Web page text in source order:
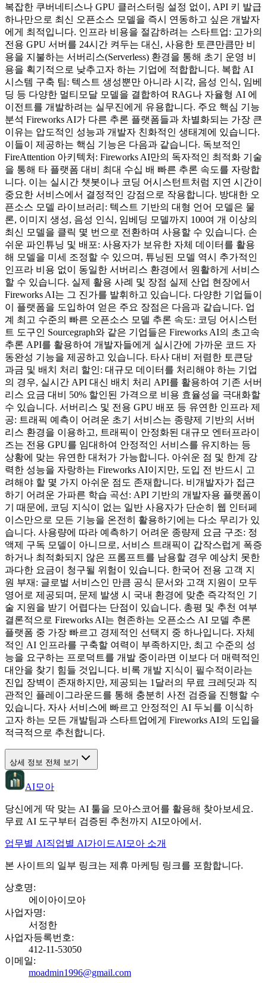
복잡한 쿠버네티스나 GPU 클러스터링 설정 없이, API 키 발급
하나만으로 최신 오픈소스 모델을 즉시 연동하고 싶은 개발자
에게 최적입니다. 인프라 비용을 절감하려는 스타트업: 고가의
전용 GPU 서버를 24시간 켜두는 대신, 사용한 토큰만큼만 비
용을 지불하는 서버리스(Serverless) 환경을 통해 초기 운영 비
용을 획기적으로 낮추고자 하는 기업에 적합합니다. 복합 AI
시스템 구축 팀: 텍스트 생성뿐만 아니라 시각, 음성 인식, 임베
딩 등 다양한 멀티모달 모델을 결합하여 RAG나 자율형 AI 에
이전트를 개발하려는 실무진에게 유용합니다. 주요 핵심 기능
분석 Fireworks AI가 다른 추론 플랫폼들과 차별화되는 가장 큰
이유는 압도적인 성능과 개발자 친화적인 생태계에 있습니다.
이들이 제공하는 핵심 기능은 다음과 같습니다. 독보적인
FireAttention 아키텍처: Fireworks AI만의 독자적인 최적화 기술
을 통해 타 플랫폼 대비 최대 수십 배 빠른 추론 속도를 자랑합
니다. 이는 실시간 챗봇이나 코딩 어시스턴트처럼 지연 시간이
중요한 서비스에서 결정적인 강점으로 작용합니다. 방대한 오
픈소스 모델 라이브러리: 텍스트 기반의 대형 언어 모델은 물
론, 이미지 생성, 음성 인식, 임베딩 모델까지 100여 개 이상의
최신 모델을 클릭 몇 번으로 전환하며 사용할 수 있습니다. 손
쉬운 파인튜닝 및 배포: 사용자가 보유한 자체 데이터를 활용
해 모델을 미세 조정할 수 있으며, 튜닝된 모델 역시 추가적인
인프라 비용 없이 동일한 서버리스 환경에서 원활하게 서비스
할 수 있습니다. 실제 활용 사례 및 장점 실제 산업 현장에서
Fireworks AI는 그 진가를 발휘하고 있습니다. 다양한 기업들이
이 플랫폼을 도입하여 얻은 주요 장점은 다음과 같습니다. 업
계 최고 수준의 빠른 오픈소스 모델 추론 속도: 코딩 어시스턴
트 도구인 Sourcegraph와 같은 기업들은 Fireworks AI의 초고속
추론 API를 활용하여 개발자들에게 실시간에 가까운 코드 자
동완성 기능을 제공하고 있습니다. 타사 대비 저렴한 토큰당
과금 및 배치 처리 할인: 대규모 데이터를 처리해야 하는 기업
의 경우, 실시간 API 대신 배치 처리 API를 활용하여 기존 서버
리스 요금 대비 50% 할인된 가격으로 비용 효율성을 극대화할
수 있습니다. 서버리스 및 전용 GPU 배포 등 유연한 인프라 제
공: 트래픽 예측이 어려운 초기 서비스는 종량제 기반의 서버
리스 환경을 이용하고, 트래픽이 안정화된 대규모 엔터프라이
즈는 전용 GPU를 임대하여 안정적인 서비스를 유지하는 등
상황에 맞는 유연한 대처가 가능합니다. 아쉬운 점 및 한계 강
력한 성능을 자랑하는 Fireworks AI이지만, 도입 전 반드시 고
려해야 할 몇 가지 아쉬운 점도 존재합니다. 비개발자가 접근
하기 어려운 가파른 학습 곡선: API 기반의 개발자용 플랫폼이
기 때문에, 코딩 지식이 없는 일반 사용자가 단순히 웹 인터페
이스만으로 모든 기능을 온전히 활용하기에는 다소 무리가 있
습니다. 사용량에 따라 예측하기 어려운 종량제 요금 구조: 정
액제 구독 모델이 아니므로, 서비스 트래픽이 갑작스럽게 폭증
하거나 최적화되지 않은 프롬프트를 남용할 경우 예상치 못한
과다한 요금이 청구될 위험이 있습니다. 한국어 전용 고객 지
원 부재: 글로벌 서비스인 만큼 공식 문서와 고객 지원이 모두
영어로 제공되며, 문제 발생 시 국내 환경에 맞춘 즉각적인 기
술 지원을 받기 어렵다는 단점이 있습니다. 총평 및 추천 여부
결론적으로 Fireworks AI는 현존하는 오픈소스 AI 모델 추론
플랫폼 중 가장 빠르고 경제적인 선택지 중 하나입니다. 자체
적인 AI 인프라를 구축할 여력이 부족하지만, 최고 수준의 성
능을 요구하는 프로덕트를 개발 중이라면 이보다 더 매력적인
대안을 찾기 힘들 것입니다. 비록 개발 지식이 필수적이라는
진입 장벽이 존재하지만, 제공되는 1달러의 무료 크레딧과 직
관적인 플레이그라운드를 통해 충분히 사전 검증을 진행할 수
있습니다. 자사 서비스에 빠르고 안정적인 AI 두뇌를 이식하
고자 하는 모든 개발팀과 스타트업에게 Fireworks AI의 도입을
적극적으로 추천합니다.
상세 정보 전체 보기
AI모아
당신에게 딱 맞는 AI 툴을 모아스코어를 활용해 찾아보세요.
무료 AI 도구부터 검증된 추천까지 AI모아에서.
업무별 AI직업별 AI가이드AI모아 소개
본 사이트의 일부 링크는 제휴 마케팅 링크를 포함합니다.
상호명:
에이아이모아
사업자명:
서정한
사업자등록번호:
412-11-53050
이메일:
moadmin1996@gmail.com